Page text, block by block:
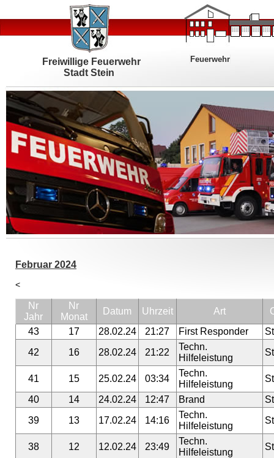
Freiwillige Feuerwehr
Stadt Stein
Feuerwehr
Februar 2024
<
Nr
Jahr
Nr
Monat
Datum Uhrzeit Art
43
17 28.02.24 21:27 First Responder
42
16 28.02.24 21:22
Techn.
Hilfeleistung
41 15 25.02.24 03:34
Techn.
Hilfeleistung
40
14 24.02.24 12:47 Brand
39
13 17.02.24 14:16
Techn.
Hilfeleistung
38 12 12.02.24 23:49
Techn.
Hilfeleistung